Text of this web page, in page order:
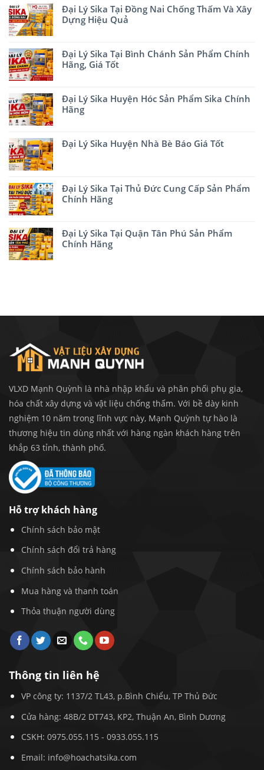
Đại Lý Sika Tại Đồng Nai Chống Thấm Và Xây
Dựng Hiệu Quả
Đại Lý Sika Tại Bình Chánh Sản Phẩm Chính
Hãng, Giá Tốt
Đại Lý Sika Huyện Hóc Sản Phẩm Sika Chính
Hãng
Đại Lý Sika Huyện Nhà Bè Báo Giá Tốt
Đại Lý Sika Tại Thủ Đức Cung Cấp Sản Phẩm
Chính Hãng
Đại Lý Sika Tại Quận Tân Phú Sản Phẩm
Chính Hãng
VLXD Mạnh Quỳnh là nhà nhập khẩu và phân phối phụ gia,
hóa chất xây dựng và vật liệu chống thấm. Với bề dày kinh
nghiệm 10 năm trong lĩnh vực này, Mạnh Quỳnh tự hào là
thương hiệu tin dùng nhất với hàng ngàn khách hàng trên
khắp 63 tỉnh, thành phố.
Hỗ trợ khách hàng
Chính sách bảo mật
Chính sách đổi trả hàng
Chính sách bảo hành
Mua hàng và thanh toán
Thỏa thuận người dùng
Thông tin liên hệ
VP công ty: 1137/2 TL43, p.Bình Chiểu, TP Thủ Đức
Cửa hàng: 48B/2 DT743, KP2, Thuận An, Bình Dương
CSKH: 0975.055.115- 0933.055.115
Email: info@hoachatsika.com